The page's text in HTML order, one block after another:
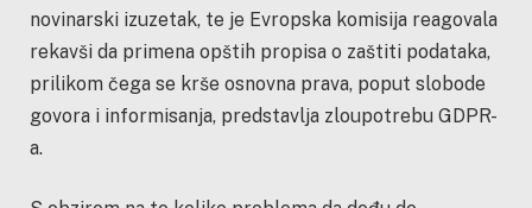
novinarski izuzetak, te je Evropska komisija reagovala
rekavši da primena opštih propisa o zaštiti podataka,
prilikom čega se krše osnovna prava, poput slobode
govora i informisanja, predstavlja zloupotrebu GDPR-
a.